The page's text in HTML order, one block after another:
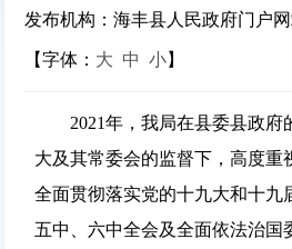
发布机构：海丰县人民政府门户
【字体： 大 中 小】
2021年，我局在县委县政府
大及其常委会的监督下，高度重
全面贯彻落实党的十九大和十九
五中、六中全会及全面依法治国